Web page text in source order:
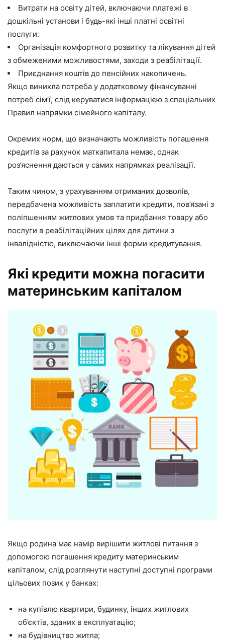
Витрати на освіту дітей, включаючи платежі в
дошкільні установи і будь-які інші платні освітні
послуги.
Організація комфортного розвитку та лікування дітей
з обмеженими можливостями, заходи з реабілітації.
Приєднання коштів до пенсійних накопичень.
Якщо виникла потреба у додатковому фінансуванні
потреб сім’ї, слід керуватися інформацією з спеціальних
Правил напрямки сімейного капіталу.
Окремих норм, що визначають можливість погашення
кредитів за рахунок маткапитала немає, однак
роз’яснення даються у самих напрямках реалізації.
Таким чином, з урахуванням отриманих дозволів,
передбачена можливість заплатити кредити, пов’язані з
поліпшенням житлових умов та придбання товару або
послуги в реабілітаційних цілях для дитини з
інвалідністю, виключаючи інші форми кредитування.
Які кредити можна погасити
материнським капіталом
Якщо родина має намір вирішити житлові питання з
допомогою погашення кредиту материнським
капіталом, слід розглянути наступні доступні програми
цільових позик у банках:
на купівлю квартири, будинку, інших житлових
об’єктів, зданих в експлуатацію;
на будівництво житла;